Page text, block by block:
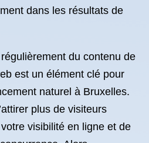
dans les résultats de
du contenu de
est un élément clé pour
naturel à Bruxelles.
plus de visiteurs
visibilité en ligne et de